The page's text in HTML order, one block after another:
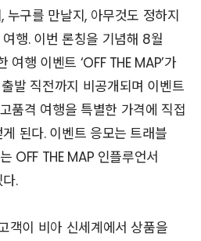
누구를 만날지, 아무것도 정하지
행. 이번 론칭을 기념해 8월
행 이벤트 ‘OFF THE MAP’가
발 직전까지 비공개되며 이벤트
품격 여행을 특별한 가격에 직접
된다. 이벤트 응모는 트래블
OFF THE MAP 인플루언서
.
객이 비아 신세계에서 상품을